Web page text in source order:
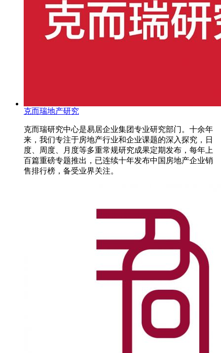
克而瑞地产研究
克而瑞研究中心是易居企业集团专业研究部门。十余年
来，我们专注于房地产行业和企业课题的深入探究，日
度、周度、月度等多重常规研究成果定期发布，每年上
百篇重磅专题推出，已连续十年发布中国房地产企业销
售排行榜，备受业界关注。